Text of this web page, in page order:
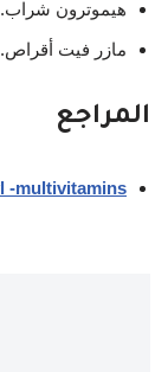
هيموترون شراب.
مازر فيت أقراص.
المراجع
-multivitamins